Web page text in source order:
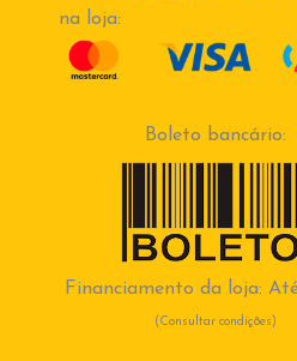
na loja:
Boleto bancário:
Financiamento da loja:
(Consultar condições)